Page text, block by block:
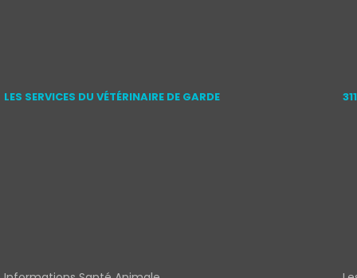
LES SERVICES DU VÉTÉRINAIRE DE GARDE